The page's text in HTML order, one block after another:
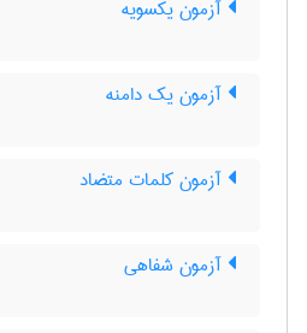
آزمون یکسویه
آزمون یک دامنه
آزمون کلمات متضاد
آزمون شفاهی